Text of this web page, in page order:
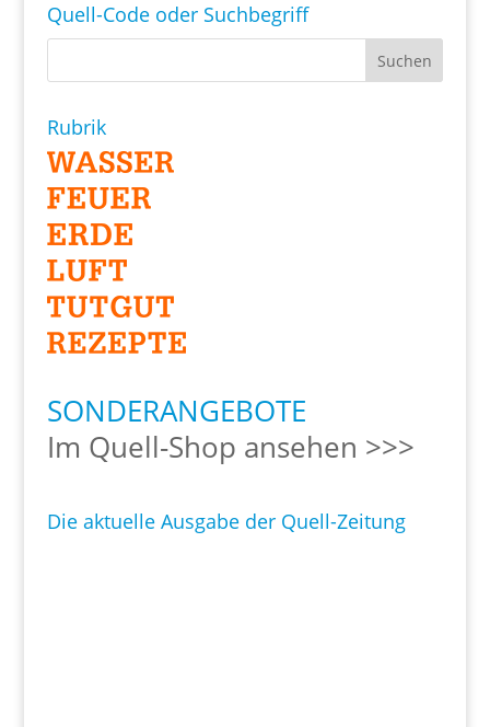
Quell-Code oder Suchbegriff
Rubrik
SONDERANGEBOTE
Im Quell-Shop ansehen >>>
Die aktuelle Ausgabe der Quell-Zeitung